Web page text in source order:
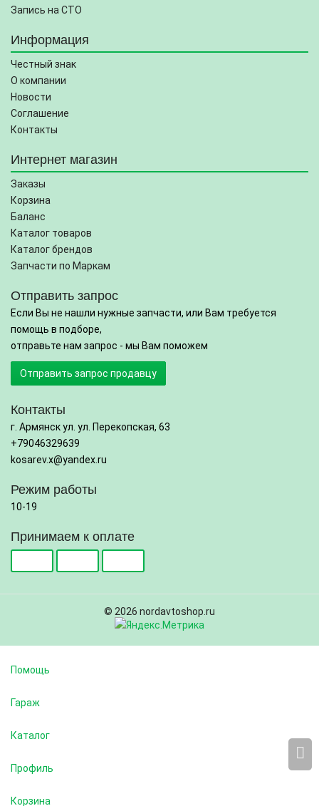
Запись на СТО
Информация
Честный знак
О компании
Новости
Соглашение
Контакты
Интернет магазин
Заказы
Корзина
Баланс
Каталог товаров
Каталог брендов
Запчасти по Маркам
Отправить запрос
Если Вы не нашли нужные запчасти, или Вам требуется
помощь в подборе,
отправьте нам запрос - мы Вам поможем
Отправить запрос продавцу
Контакты
г. Армянск ул. ул. Перекопская, 63
+79046329639
kosarev.x@yandex.ru
Режим работы
10-19
Принимаем к оплате
© 2026 nordavtoshop.ru
Помощь
Гараж
Каталог
Профиль
Корзина